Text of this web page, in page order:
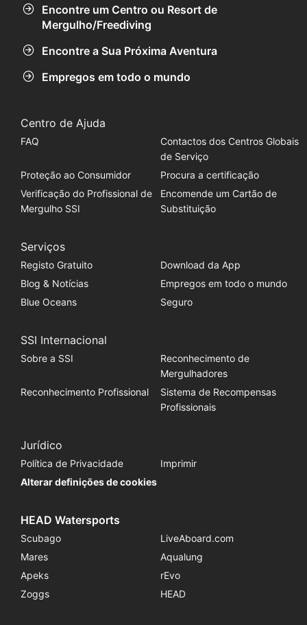
Encontre um Centro ou Resort de
Mergulho/Freediving
Encontre a Sua Próxima Aventura
Empregos em todo o mundo
Centro de Ajuda
FAQ
Contactos dos Centros Globais
de Serviço
Proteção ao Consumidor
Procura a certificação
Verificação do Profissional de
Mergulho SSI
Encomende um Cartão de
Substituição
Serviços
Registo Gratuito
Download da App
Blog & Notícias
Empregos em todo o mundo
Blue Oceans
Seguro
SSI Internacional
Sobre a SSI
Reconhecimento de
Mergulhadores
Reconhecimento Profissional
Sistema de Recompensas
Profissionais
Jurídico
Política de Privacidade
Imprimir
Alterar definições de cookies
HEAD Watersports
Scubago
LiveAboard.com
Mares
Aqualung
Apeks
rEvo
Zoggs
HEAD